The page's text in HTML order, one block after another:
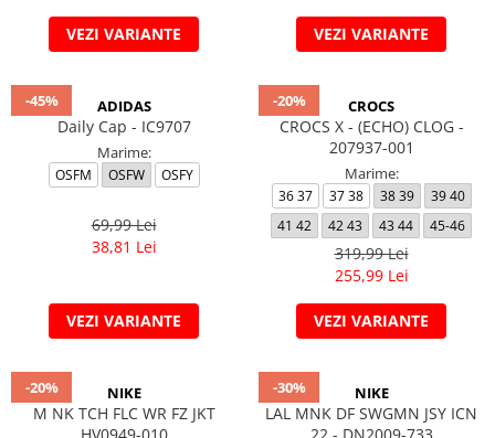
VEZI VARIANTE VEZI VARIANTE
-45% ADIDAS
Daily Cap - IC9707
Marime:
OSFM OSFW OSFY
69,99 Lei
38,81 Lei
VEZI VARIANTE
-20% CROCS
CROCS X - (ECHO) CLOG -
207937-001
Marime:
36 37 37 38 38 39
39 40
41 42
42 43 43 44 45-46
319,99 Lei
255,99 Lei
VEZI VARIANTE
-20% NIKE
M NK TCH FLC WR FZ JKT
-30% NIKE
LAL MNK DF SWGMN JSY ICN